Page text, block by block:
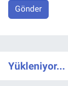
Gönder
Yükleniyor...